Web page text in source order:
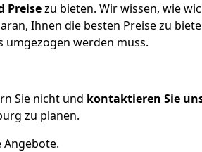
Preisezu bieten. Wir wissen, wie
Ihnen die besten Preise zu
umgezogen werden muss.
Sie nicht und kontaktieren Sie
zu planen.
Angebote.